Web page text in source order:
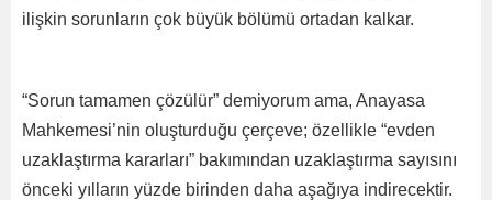
ilişkin sorunların çok büyük bölümü ortadan kalkar.
“Sorun tamamen çözülür” demiyorum ama, Anayasa
Mahkemesi’nin oluşturduğu çerçeve; özellikle “evden
uzaklaştırma kararları” bakımından uzaklaştırma sayısını
önceki yılların yüzde birinden daha aşağıya indirecektir.